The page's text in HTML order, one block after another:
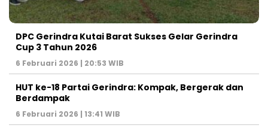
DPC Gerindra Kutai Barat Sukses Gelar Gerindra
Cup 3 Tahun 2026
6 Februari 2026 | 20:53 WIB
HUT ke-18 Partai Gerindra: Kompak, Bergerak dan
Berdampak
6 Februari 2026 | 13:41 WIB